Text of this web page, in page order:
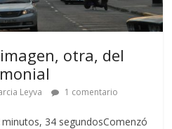
otra, del
Leyva 1 comentario
34 segundosComenzó